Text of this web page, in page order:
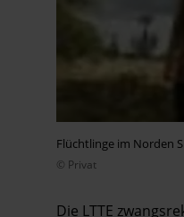
Flüchtlinge im Norden
© Privat
Die LTTE